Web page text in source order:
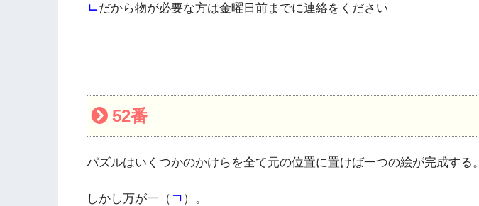
ㄴだから物が必要な方は金曜日前までに連絡をください
52番
パズルはいくつかのかけらを全て元の位置に置けば一つの絵が完成する。
しかし万が一（ ㄱ ）。